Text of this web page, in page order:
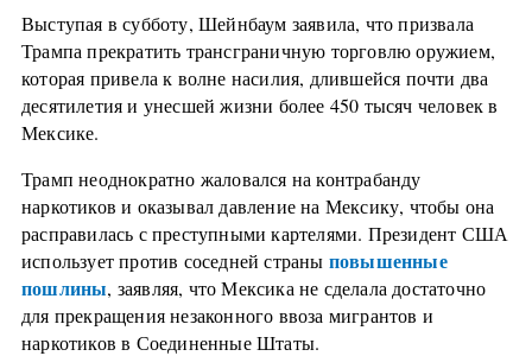
Выступая в субботу, Шейнбаум заявила, что призвала
Трампа прекратить трансграничную торговлю оружием,
которая привела к волне насилия, длившейся почти два
десятилетия и унесшей жизни более 450 тысяч человек в
Мексике.
Трамп неоднократно жаловался на контрабанду
наркотиков и оказывал давление на Мексику, чтобы она
расправилась с преступными картелями. Президент США
использует против соседней страны повышенные
пошлины, заявляя, что Мексика не сделала достаточно
для прекращения незаконного ввоза мигрантов и
наркотиков в Соединенные Штаты.